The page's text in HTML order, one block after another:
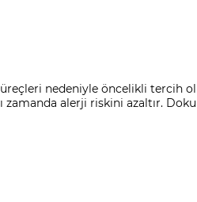
nedeniyle öncelikli tercih
zamanda alerji riskini azaltır.